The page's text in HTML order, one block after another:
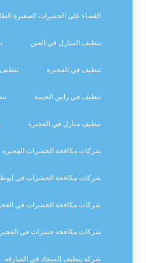
القضاء على الحشرات الصغيرة
تنظيف المنازل في العين
تنظيف في الفجيرة
تنظيف في راس الخيمة
تنظيف منازل في الفجيرة
شركات مكافحة الحشرات الفجيرة
شركات مكافحة الحشرات في
شركات مكافحة الحشرات في
شركات مكافحة حشرات في
شركة تنظيف السجاد في الشارقة